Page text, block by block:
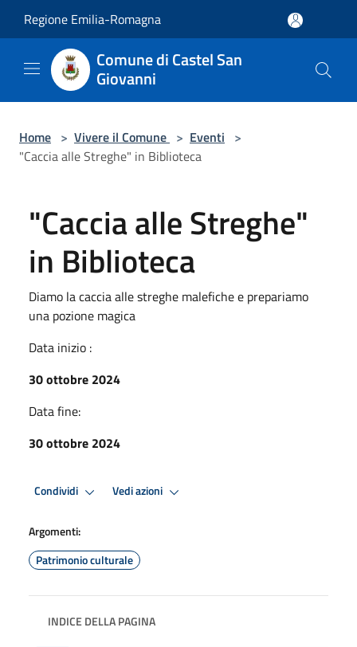
Regione Emilia-Romagna
Comune di Castel San
Giovanni
Home > Vivere il Comune > Eventi >
"Caccia alle Streghe" in Biblioteca
"Caccia alle Streghe"
in Biblioteca
Diamo la caccia alle streghe malefiche e prepariamo
una pozione magica
Data inizio :
30 ottobre 2024
Data fine:
30 ottobre 2024
Condividi Vedi azioni
Argomenti:
Patrimonio culturale
INDICE DELLA PAGINA